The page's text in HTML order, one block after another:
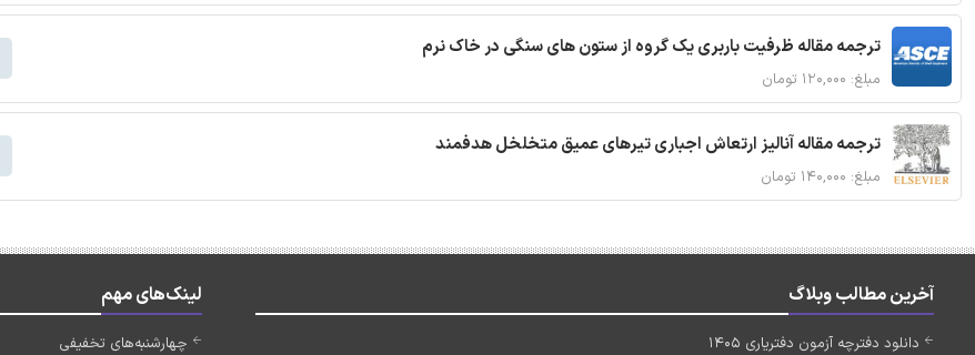
ترجمه مقاله ظرفیت باربری یک گروه از ستون های سنگی در خاک نرم
مبلغ: ۱۲۰,۰۰۰ تومان
ترجمه مقاله آنالیز ارتعاش اجباری تیرهای عمیق متخلخل هدفمند
مبلغ: ۱۴۰,۰۰۰ تومان
آخرین مطالب وبلاگ
دانلود دفترچه آزمون دفتریاری 1405
لینک‌های مهم
چهارشنبه‌های تخفیفی